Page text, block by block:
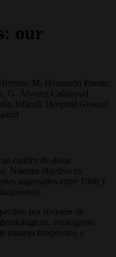
our
M. Hernando Puente,
G. Álvarez Calatayud
Infantil. Hospital General
cuadro de dolor
Nuestro objetivo es
ingresados entre 1988 y
por revisión de
etiológicos,
manejo terapéutico y